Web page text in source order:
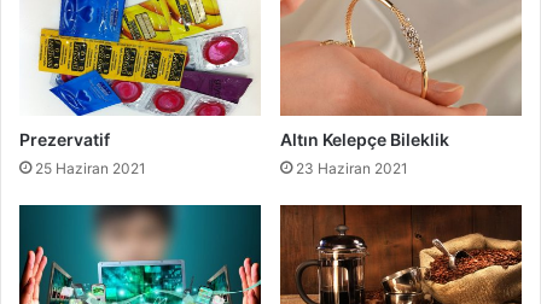
Prezervatif
25 Haziran 2021
Altın Kelepçe Bileklik
23 Haziran 2021